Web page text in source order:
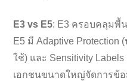
E3 vs E5: E3 ครอบคลุมพื้
E5 มี Adaptive
ใช้) และ Sensitivity
เอกชนขนาดใหญ่จัดการข้